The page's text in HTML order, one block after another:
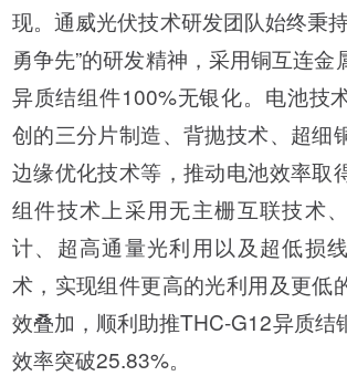
现。通威光伏技术研发团队始终秉
勇争先”的研发精神，采用铜互连金
异质结组件100%无银化。电池技
创的三分片制造、背抛技术、超细
边缘优化技术等，推动电池效率取
组件技术上采用无主栅互联技术
计、超高通量光利用以及超低损
术，实现组件更高的光利用及更低
效叠加，顺利助推THC-G12异质结
效率突破25.83%。